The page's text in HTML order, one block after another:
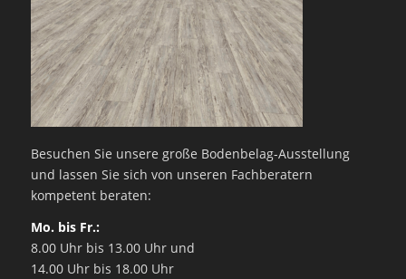
Besuchen Sie unsere große Bodenbelag-Ausstellung
und lassen Sie sich von unseren Fachberatern
kompetent beraten:
Mo. bis Fr.:
8.00 Uhr bis 13.00 Uhr und
14.00 Uhr bis 18.00 Uhr